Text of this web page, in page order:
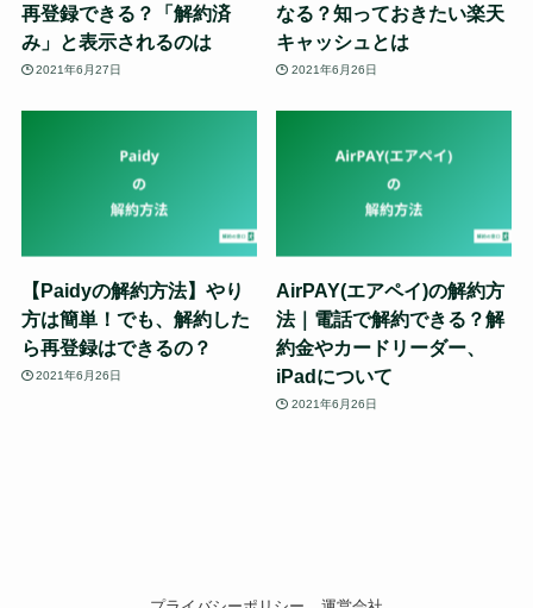
再登録できる？「解約済
み」と表示されるのは
2021年6月27日
なる？知っておきたい楽天
キャッシュとは
2021年6月26日
【Paidyの解約方法】やり
方は簡単！でも、解約した
ら再登録はできるの？
2021年6月26日
AirPAY(エアペイ)の解約方
法｜電話で解約できる？解
約金やカードリーダー、
iPadについて
2021年6月26日